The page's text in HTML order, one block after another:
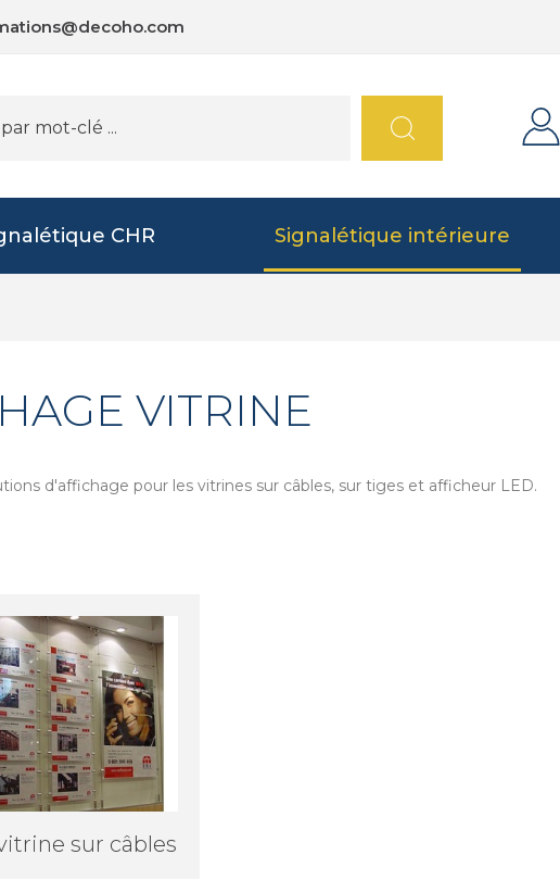
CHR Signalétique intérieure
VITRINE
d'affichage pour les vitrines sur câbles, sur tiges et afficheur LED.
sur câbles